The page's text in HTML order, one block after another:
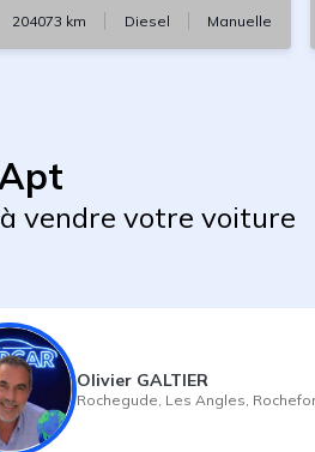
204073 km Diesel Manuelle
vendre votre voiture
Olivier GALTIER
Rochegude Les Angles